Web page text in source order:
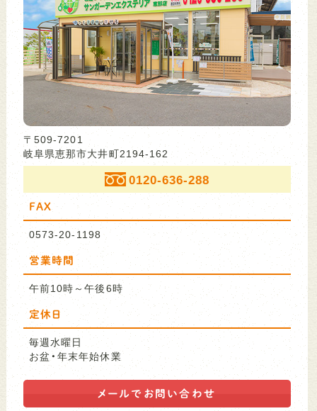
〒509-7201
岐阜県恵那市大井町2194-162
0120-636-288
FAX
0573-20-1198
営業時間
午前10時～午後6時
定休日
毎週水曜日
お盆・年末年始休業
メールで お問い合わせ